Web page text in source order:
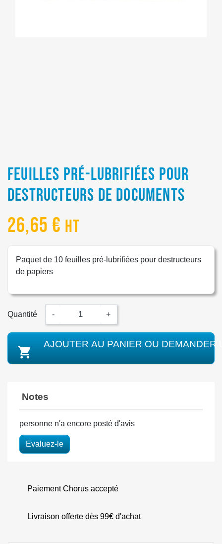
FEUILLES PRÉ-LUBRIFIÉES POUR
DESTRUCTEURS DE DOCUMENTS
26,65 € HT
Paquet de 10 feuilles pré-lubrifiées pour destructeurs
de papiers
Quantité - +

AJOUTER AU PANIER OU DEMANDER
Notes
personne n'a encore posté d'avis
Evaluez-le
Paiement Chorus accepté
Livraison offerte dès 99€ d'achat